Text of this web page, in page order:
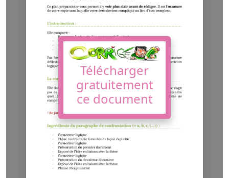
Télécharger
gratuitement
ce document